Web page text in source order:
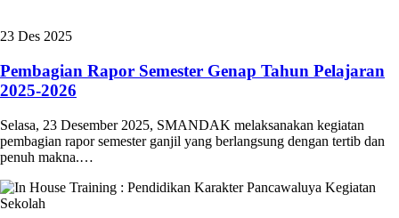
23 Des 2025
Pembagian Rapor Semester Genap Tahun Pelajaran
2025-2026
Selasa, 23 Desember 2025, SMANDAK melaksanakan kegiatan
pembagian rapor semester ganjil yang berlangsung dengan tertib dan
penuh makna.…
Kegiatan
Sekolah